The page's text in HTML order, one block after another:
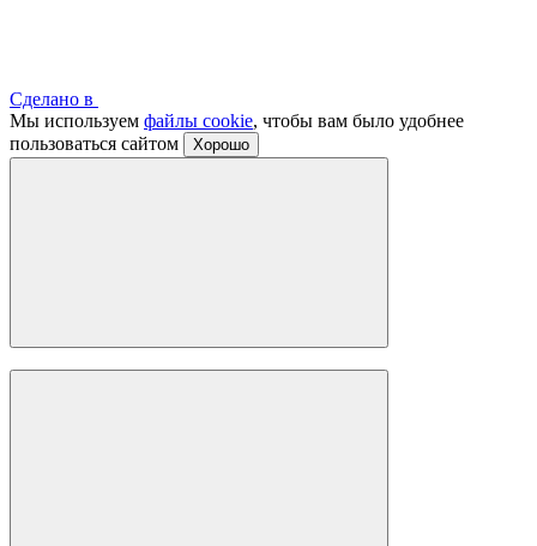
Сделано в
Мы используем файлы cookie, чтобы вам было удобнее
пользоваться сайтом
Хорошо